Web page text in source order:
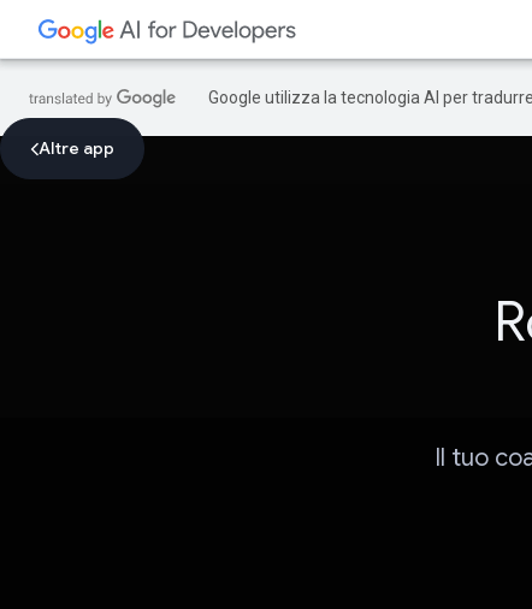
Google utilizza la tecnologia AI per
Altre app
Il tuo